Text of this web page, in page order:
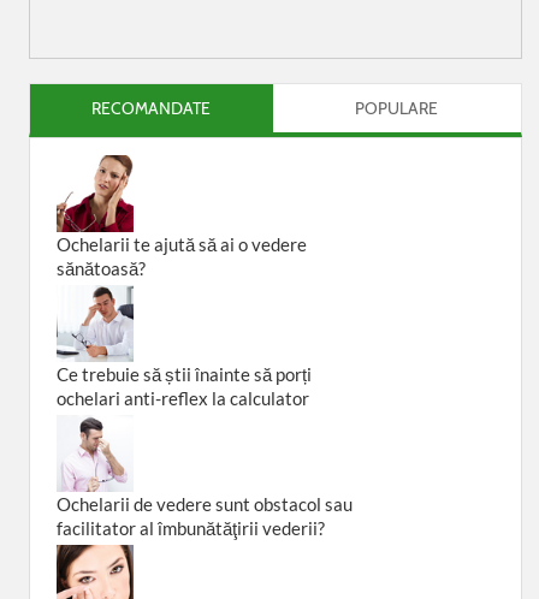
RECOMANDATE POPULARE
Ochelarii te ajută să ai o vedere
sănătoasă?
Ce trebuie să știi înainte să porți
ochelari anti-reflex la calculator
Ochelarii de vedere sunt obstacol sau
facilitator al îmbunătăţirii vederii?